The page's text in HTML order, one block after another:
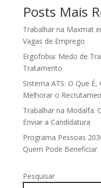
Posts Mais
Trabalhar na Maxmat
Vagas de Emprego
Ergofobia: Medo de
Tratamento
Sistema ATS: O Que
Melhorar o
Trabalhar na Modalfa:
Enviar a Candidatura
Programa Pessoas
Quem Pode Beneficiar
Pesquisar